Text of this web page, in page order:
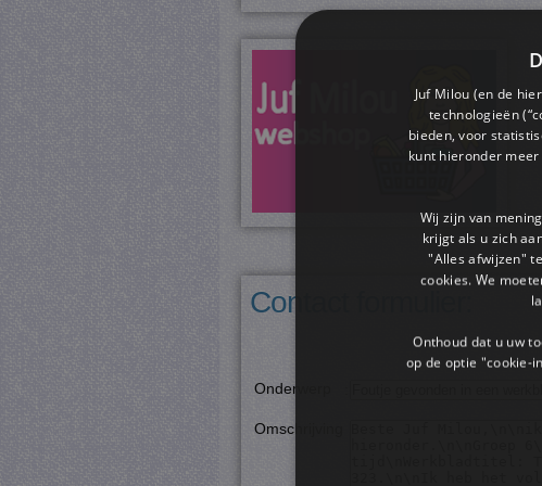
Contact formulier:
Onderwerp
Omschrijving
Juf Milou (en de
technologieën
bieden, voor
kunt hieronder
Wij zijn van
krijgt als u zich
"Alles afwijzen"
cookies. We
Onthoud dat u uw
op de optie "cookie-